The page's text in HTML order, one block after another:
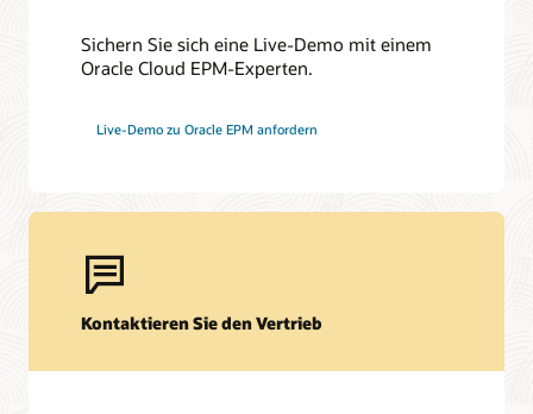
Sichern Sie sich eine Live-Demo mit einem
Oracle Cloud EPM-Experten.
Live-Demo zu Oracle EPM anfordern
Kontaktieren Sie den Vertrieb